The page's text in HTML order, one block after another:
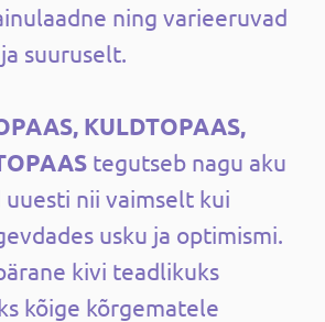
ning varieeruvad
suuruselt.
KULDTOPAAS,
tegutseb nagu aku
nii vaimselt kui
usku ja optimismi.
kivi teadlikuks
kõige kõrgematele